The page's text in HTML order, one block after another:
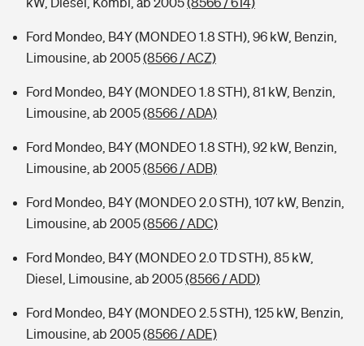
Ford Mondeo, B4Y (MONDEO 1.8 STH), 96 kW, Benzin,
Limousine, ab 2005(8566 / ACZ)
Ford Mondeo, B4Y (MONDEO 1.8 STH), 81 kW, Benzin,
Limousine, ab 2005(8566 / ADA)
Ford Mondeo, B4Y (MONDEO 1.8 STH), 92 kW, Benzin,
Limousine, ab 2005(8566 / ADB)
Ford Mondeo, B4Y (MONDEO 2.0 STH), 107 kW, Benzin,
Limousine, ab 2005(8566 / ADC)
Ford Mondeo, B4Y (MONDEO 2.0 TD STH), 85 kW,
Diesel, Limousine, ab 2005(8566 / ADD)
Ford Mondeo, B4Y (MONDEO 2.5 STH), 125 kW, Benzin,
Limousine, ab 2005(8566 / ADE)